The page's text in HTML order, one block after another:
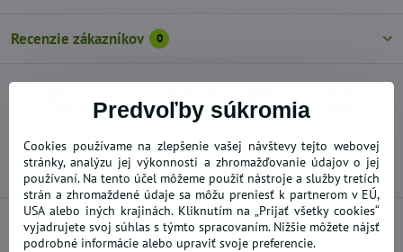
Recenzie zákazníkov 0
FacebookTwitterBlueskyPinterestReddit LinkedInWhatsApp
Predchádzajúci produkt
Predvoľby súkromia
Cookies používame na zlepšenie vašej návštevy tejto webovej
stránky, analýzu jej výkonnosti a zhromažďovanie údajov o jej
používaní. Na tento účel môžeme použiť nástroje a služby tretích
strán a zhromaždené údaje sa môžu preniesť k partnerom v EÚ,
USA alebo iných krajinách. Kliknutím na „Prijať všetky cookies“
vyjadrujete svoj súhlas s týmto spracovaním. Nižšie môžete nájsť
podrobné informácie alebo upraviť svoje preferencie.